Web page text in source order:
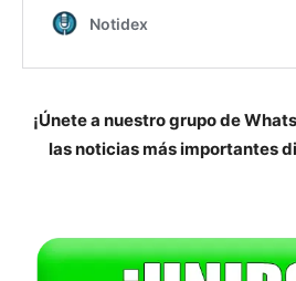
¡Únete a nuestro grupo de
las noticias más importantes